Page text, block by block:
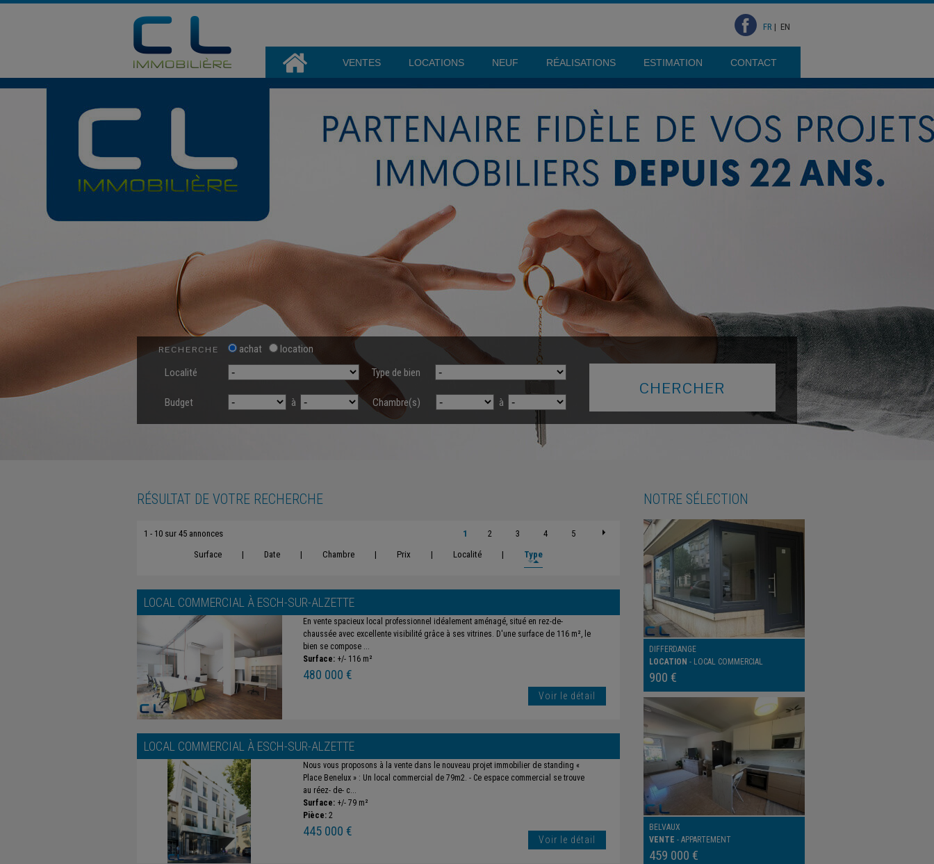
FR | EN
VENTES LOCATIONS NEUF RÉALISATIONS ESTIMATION CONTACT
RECHERCHE achat
location
Localité
Type de bien
Budget à Chambre(s) à
RÉSULTAT DE VOTRE RECHERCHE
1 - 10 sur 45 annonces 1 2 3 4
5
Surface
| Date | Chambre | Prix | Localité | Type
LOCAL COMMERCIAL À ESCH-SUR-ALZETTE
En vente spacieux local professionnel idéalement aménagé, situé en rez-de-
chaussée avec excellente visibilité grâce à ses vitrines. D'une surface de 116 m², le
bien se compose ...
Surface: +/- 116 m²
480 000 €
Voir le détail
LOCAL COMMERCIAL À ESCH-SUR-ALZETTE
Nous vous proposons à la vente dans le nouveau projet immobilier de standing «
Place Benelux » : Un local commercial de 79m2. - Ce espace commercial se trouve
au réez- de- c...
Surface: +/- 79 m²
Pièce: 2
445 000 €
Voir le détail
NOTRE SÉLECTION
DIFFERDANGE
LOCATION - LOCAL COMMERCIAL
900 €
BELVAUX
VENTE - APPARTEMENT
459 000 €